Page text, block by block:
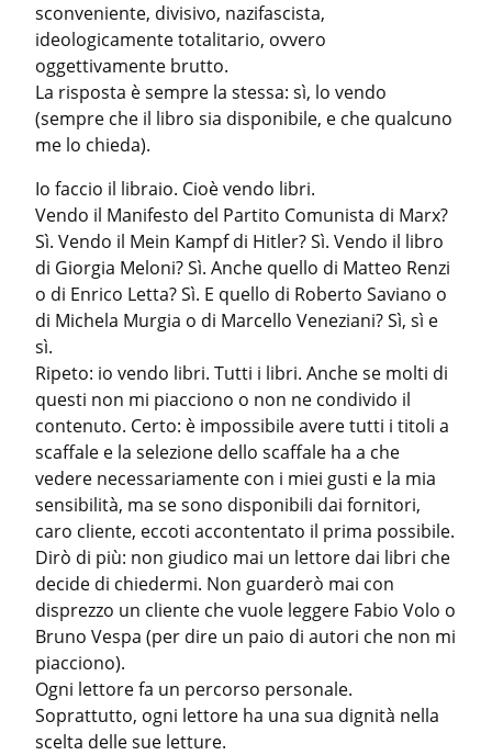
sconveniente, divisivo, nazifascista,
ideologicamente totalitario, ovvero
oggettivamente brutto.
La risposta è sempre la stessa: sì, lo vendo
(sempre che il libro sia disponibile, e che qualcuno
me lo chieda).
Io faccio il libraio. Cioè vendo libri.
Vendo il Manifesto del Partito Comunista di Marx?
Sì. Vendo il Mein Kampf di Hitler? Sì. Vendo il libro
di Giorgia Meloni? Sì. Anche quello di Matteo Renzi
o di Enrico Letta? Sì. E quello di Roberto Saviano o
di Michela Murgia o di Marcello Veneziani? Sì, sì e
sì.
Ripeto: io vendo libri. Tutti i libri. Anche se molti di
questi non mi piacciono o non ne condivido il
contenuto. Certo: è impossibile avere tutti i titoli a
scaffale e la selezione dello scaffale ha a che
vedere necessariamente con i miei gusti e la mia
sensibilità, ma se sono disponibili dai fornitori,
caro cliente, eccoti accontentato il prima possibile.
Dirò di più: non giudico mai un lettore dai libri che
decide di chiedermi. Non guarderò mai con
disprezzo un cliente che vuole leggere Fabio Volo o
Bruno Vespa (per dire un paio di autori che non mi
piacciono).
Ogni lettore fa un percorso personale.
Soprattutto, ogni lettore ha una sua dignità nella
scelta delle sue letture.